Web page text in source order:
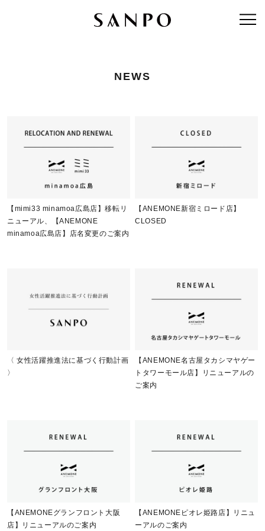
NEWS
【mimi33 minamoa広島店】移転リ
ニューアル、【ANEMONE
minamoa広島店】店名変更のご案内
【ANEMONE新宿ミロード店】
CLOSED
〈 女性活躍推進法に基づく行動計画
〉
【ANEMONE名古屋タカシマヤゲー
トタワーモール店】リニューアルの
ご案内
【ANEMONEグランフロント大阪
店】リニューアルのご案内
【ANEMONEピオレ姫路店】リニュ
ーアルのご案内